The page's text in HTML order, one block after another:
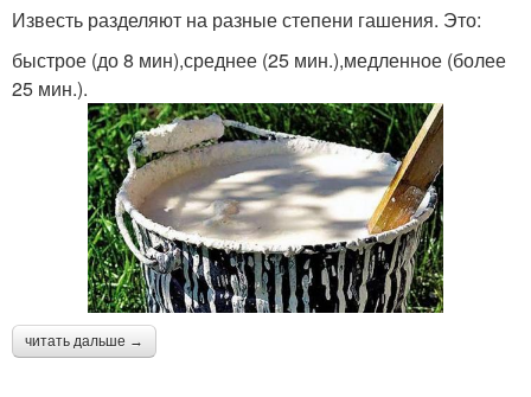
Известь разделяют на разные степени гашения. Это:
быстрое (до 8 мин),среднее (25 мин.),медленное (более
25 мин.).
читать дальше →